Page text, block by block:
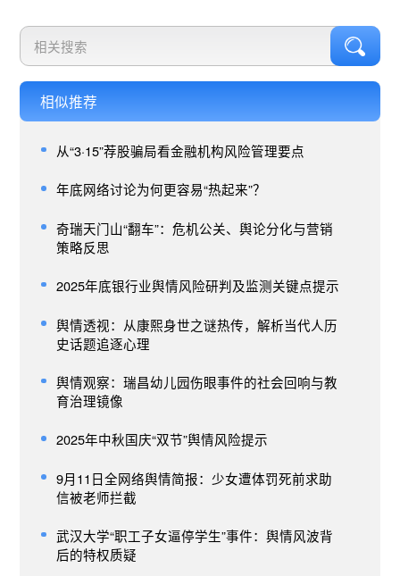
相似推荐
从“3·15”荐股骗局看金融机构风险管理要点
年底网络讨论为何更容易“热起来”？
奇瑞天门山“翻车”：危机公关、舆论分化与营销
策略反思
2025年底银行业舆情风险研判及监测关键点提示
舆情透视：从康熙身世之谜热传，解析当代人历
史话题追逐心理
舆情观察：瑞昌幼儿园伤眼事件的社会回响与教
育治理镜像
2025年中秋国庆“双节”舆情风险提示
9月11日全网络舆情简报：少女遭体罚死前求助
信被老师拦截
武汉大学“职工子女逼停学生”事件：舆情风波背
后的特权质疑